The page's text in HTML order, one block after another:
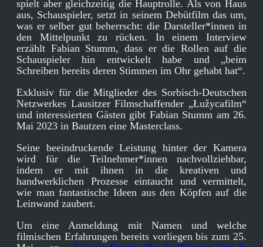
spielt aber gleichzeitig die Hauptrolle. Als von Haus
aus, Schauspieler, setzt in seinem Debütfilm das um,
was er selber gut beherrscht: die Darsteller*innen in
den Mittelpunkt zu rücken. In einem Interview
erzählt Fabian Stumm, dass er die Rollen auf die
Schauspieler hin entwickelt habe und „beim
Schreiben bereits deren Stimmen im Ohr gehabt hat“.
Exklusiv für die Mitglieder des Sorbisch-Deutschen
Netzwerkes Lausitzer Filmschaffender „Łužycafilm“
und interessierten Gästen gibt Fabian Stumm am 26.
Mai 2023 in Bautzen eine Masterclass.
Seine beeindruckende Leistung hinter der Kamera
wird für die Teilnehmer*innen nachvollziehbar,
indem er mit ihnen in die kreativen und
handwerklichen Prozesse eintaucht und vermittelt,
wie man fantastische Ideen aus den Köpfen auf die
Leinwand zaubert.
Um eine Anmeldung mit Namen und welche
filmischen Erfahrungen bereits vorliegen bis zum 25.